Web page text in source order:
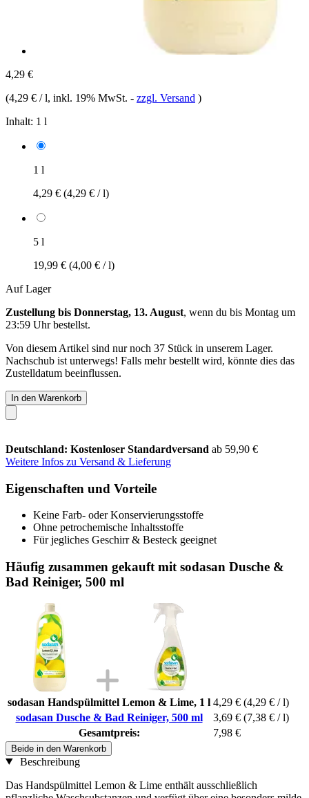
4,29 €
(4,29 € / l, inkl. 19% MwSt. - zzgl. Versand )
Inhalt: 1 l
1 l
4,29 € (4,29 € / l)
5 l
19,99 € (4,00 € / l)
Auf Lager
Zustellung bis Donnerstag, 13. August, wenn du bis Montag um
23:59 Uhrbestellst.
Von diesem Artikel sind nur noch 37 Stück in unserem Lager.
Nachschub ist unterwegs! Falls mehr bestellt wird, könnte dies das
Zustelldatum beeinflussen.
In den Warenkorb
Deutschland: Kostenloser Standardversand ab 59,90 €
Weitere Infos zu Versand & Lieferung
Eigenschaften und Vorteile
Keine Farb- oder Konservierungsstoffe
Ohne petrochemische Inhaltsstoffe
Für jegliches Geschirr & Besteck geeignet
Häufig zusammen gekauft mit sodasan Dusche &
Bad Reiniger, 500 ml
sodasan Handspülmittel Lemon & Lime, 1 l 4,29 € (4,29 € / l)
sodasan Dusche & Bad Reiniger, 500 ml
3,69 € (7,38 € / l)
Gesamtpreis:
7,98 €
Beide in den Warenkorb
Beschreibung
Das Handspülmittel Lemon & Lime enthält ausschließlich